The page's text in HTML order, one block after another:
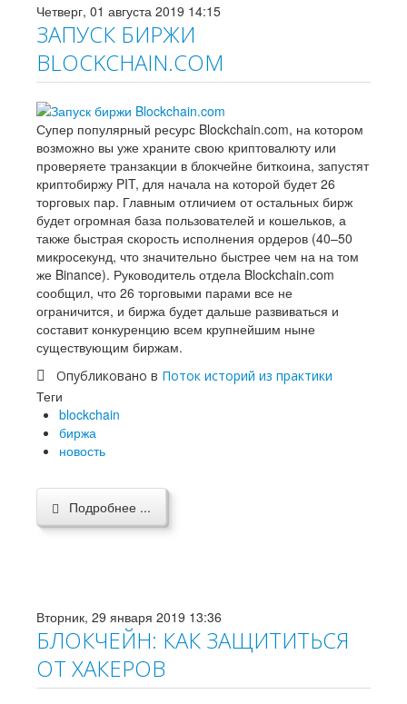
Четверг, 01 августа 2019 14:15
ЗАПУСК БИРЖИ
BLOCKCHAIN.COM
Супер популярный ресурс Blockchain.com, на котором
возможно вы уже храните свою криптовалюту или
проверяете транзакции в блокчейне биткоина, запустят
криптобиржу PIT, для начала на которой будет 26
торговых пар. Главным отличием от остальных бирж
будет огромная база пользователей и кошельков, а
также быстрая скорость исполнения ордеров (40–50
микросекунд, что значительно быстрее чем на на том
же Binance). Руководитель отдела Blockchain.com
сообщил, что 26 торговыми парами все не
ограничится, и биржа будет дальше развиваться и
составит конкуренцию всем крупнейшим ныне
существующим биржам.
Опубликовано в Поток историй из практики
Теги
blockchain
биржа
новость
Подробнее ...
Вторник, 29 января 2019 13:36
БЛОКЧЕЙН: КАК ЗАЩИТИТЬСЯ
ОТ ХАКЕРОВ